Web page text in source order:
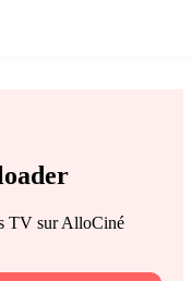
TV sur AlloCiné